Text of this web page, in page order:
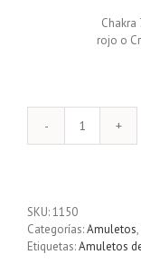
rojo o
Pulsera
Chakras
con
SKU:1150
Categorías:Amuletos,
Etiquetas:Amuletos